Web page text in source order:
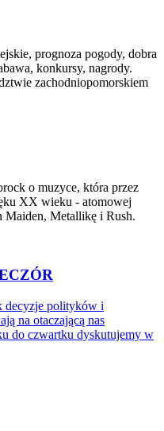
prognoza pogody, dobra
konkursy, nagrody.
zachodniopomorskiem
o muzyce, która przez
XX wieku - atomowej
Maiden, Metallikę i Rush.
decyzje polityków i
na otaczającą nas
do czwartku dyskutujemy w